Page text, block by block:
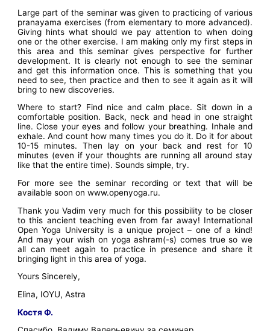
Large part of the seminar was given to practicing of various
pranayama exercises (from elementary to more advanced).
Giving hints what should we pay attention to when doing
one or the other exercise. I am making only my first steps in
this area and this seminar gives perspective for further
development. It is clearly not enough to see the seminar
and get this information once. This is something that you
need to see, then practice and then to see it again as it will
bring to new discoveries.
Where to start? Find nice and calm place. Sit down in a
comfortable position. Back, neck and head in one straight
line. Close your eyes and follow your breathing. Inhale and
exhale. And count how many times you do it. Do it for about
10-15 minutes. Then lay on your back and rest for 10
minutes (even if your thoughts are running all around stay
like that the entire time). Sounds simple, try.
For more see the seminar recording or text that will be
available soon on www.openyoga.ru.
Thank you Vadim very much for this possibility to be closer
to this ancient teaching even from far away! International
Open Yoga University is a unique project – one of a kind!
And may your wish on yoga ashram(-s) comes true so we
all can meet again to practice in presence and share it
bringing light in this area of yoga.
Yours Sincerely,
Elina, IOYU, Astra
Костя Ф.